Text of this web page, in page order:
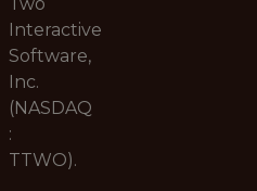
Interactive
Software,
Inc.
(NASDAQ
:
TTWO).